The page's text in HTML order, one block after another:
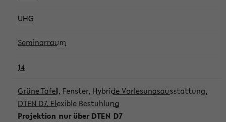
UHG
Seminarraum
14
Grüne Tafel, Fenster, Hybride Vorlesungsausstattung,
DTEN D7, Flexible Bestuhlung
Projektion nur über DTEN D7